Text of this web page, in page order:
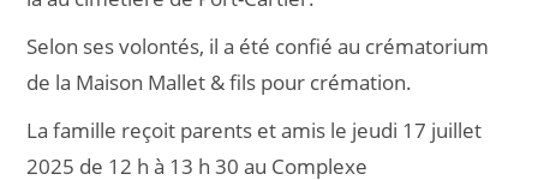
Selon ses volontés, il a été confié au crématorium
de la Maison Mallet & fils pour crémation.
La famille reçoit parents et amis le jeudi 17 juillet
2025 de 12 h à 13 h 30 au Complexe